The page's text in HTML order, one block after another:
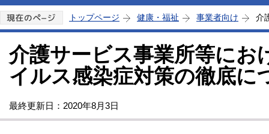
トップページ 健康・福祉 事業者向け 介
介護サービス事業所等にお
イルス感染症対策の徹底に
最終更新日：2020年8月3日